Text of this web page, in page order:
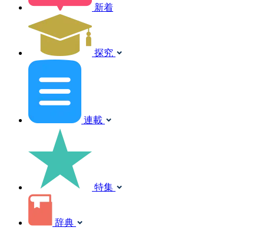
新着
探究
連載
特集
辞典